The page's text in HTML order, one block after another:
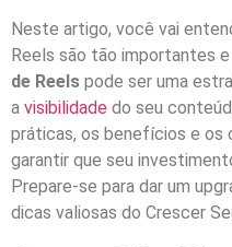
Neste artigo, você vai
Reels são tão importantes
de Reels pode ser uma
a visibilidade do seu
práticas, os benefícios e os
garantir que seu
Prepare-se para dar um
dicas valiosas do Crescer